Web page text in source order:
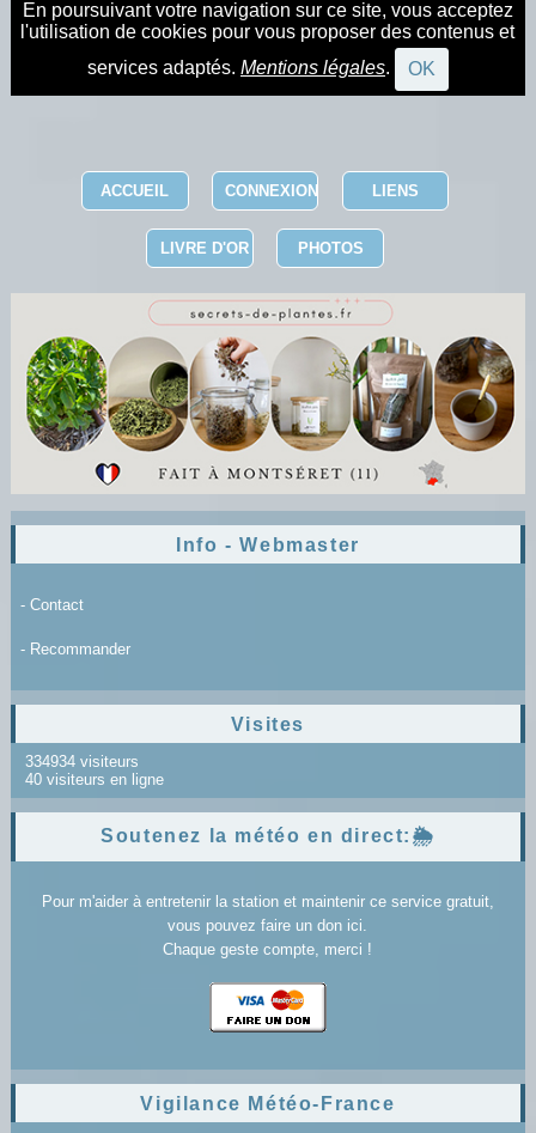
En poursuivant votre navigation sur ce site, vous acceptez
l'utilisation de cookies pour vous proposer des contenus et
services adaptés. Mentions légales. OK
ACCUEIL CONNEXION LIENS
LIVRE D'OR PHOTOS
Info - Webmaster
- Contact
- Recommander
Visites
334934 visiteurs
40 visiteurs en ligne
Soutenez la météo en direct:🌦️
Pour m'aider à entretenir la station et maintenir ce service gratuit,
vous pouvez faire un don ici.
Chaque geste compte, merci !
Vigilance Météo-France